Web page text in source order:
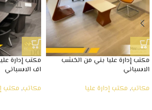
مكتب إدارة عليا بني من الخشب
الاسباني
مكاتب, مكتب إدارة عليا
مكتب إدارة
اف الاسباني
مكاتب, مكتب